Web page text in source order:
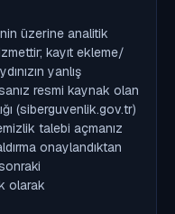
üzerine analitik
kayıt ekleme/
yanlış
resmi kaynak olan
(siberguvenlik.gov.tr)
talebi açmanız
onaylandıktan
olarak